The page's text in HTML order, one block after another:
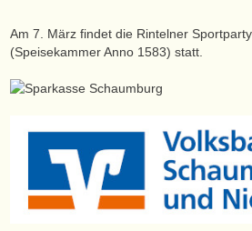
Am 7. März findet die Rintelner
(Speisekammer Anno 1583) statt.